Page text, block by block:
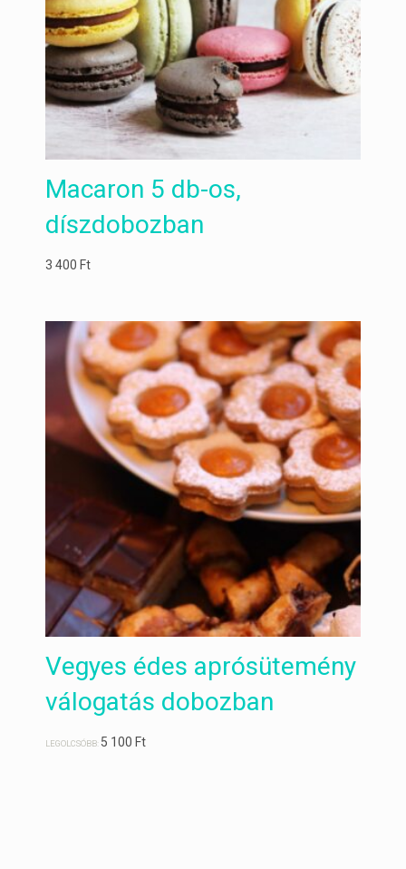
Macaron 5 db-os,
díszdobozban
3 400Ft
Vegyes édes aprósütemény
válogatás dobozban
LEGOLCSÓBB: 5 100Ft